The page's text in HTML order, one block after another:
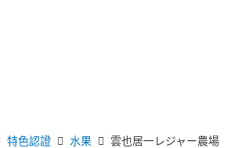
特色認證 水果 雲也居一レジャー農場